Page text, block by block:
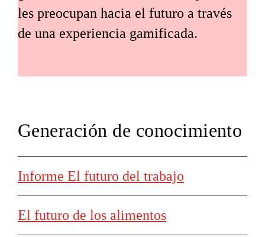
les preocupan hacia el futuro a través
de una experiencia gamificada.
Generación de conocimiento
Informe El futuro del trabajo
El futuro de los alimentos